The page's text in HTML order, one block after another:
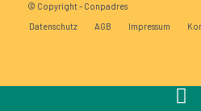
© Copyright - Conpadres
Datenschutz
AGB Impressum